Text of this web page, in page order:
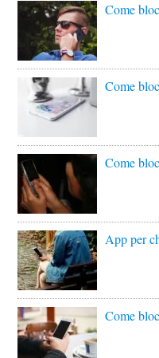
Come
Come
Come
App per
Come